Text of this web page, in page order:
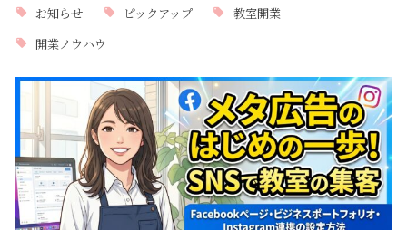
お知らせ ピックアップ
教室開業
開業ノウハウ